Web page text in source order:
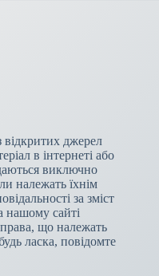
відкритих джерел
в інтернеті або
виключно
належать їхнім
за зміст
нашому сайті
що належать
ласка, повідомте